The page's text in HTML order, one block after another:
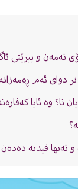
تەمەن و پیرێتى
دواى ئەم
نا‌؟ وە ئایا
فیدیە